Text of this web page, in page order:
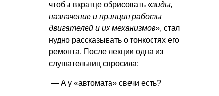
чтобы вкратце обрисовать «виды,
назначение и принцип работы
двигателей и их механизмов», стал
нудно рассказывать о тонкостях его
ремонта. После лекции одна из
слушательниц спросила:
— А у «автомата» свечи есть?